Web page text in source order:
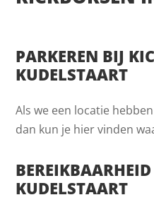
PARKEREN BIJ
KUDELSTAART
Als we een locatie
dan kun je hier vinden
KUDELSTAART